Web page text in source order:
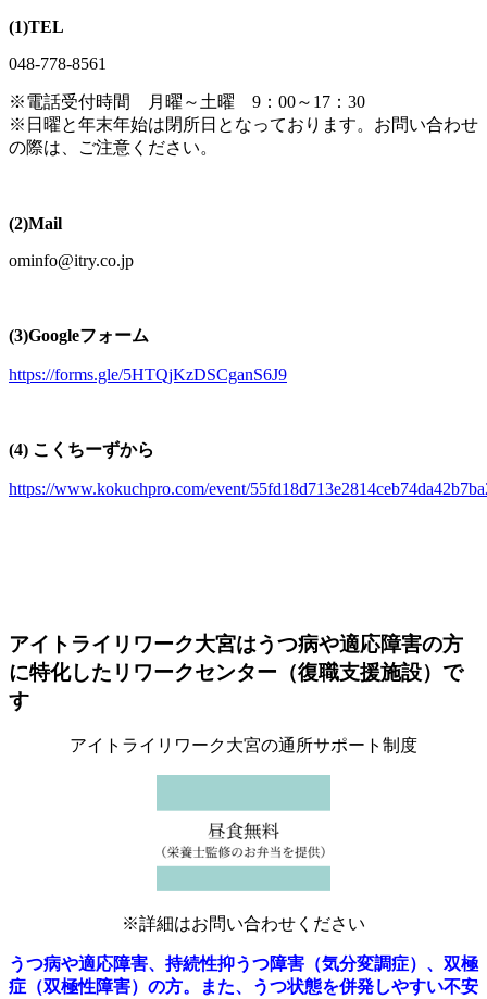
(1)TEL
048-778-8561
※電話受付時間 月曜～土曜 9：00～17：30
※日曜と年末年始は閉所日となっております。お問い合わせ
の際は、ご注意ください。
(2)Mail
ominfo@itry.co.jp
(3)Googleフォーム
https://forms.gle/5HTQjKzDSCganS6J9
(4) こくちーずから
https://www.kokuchpro.com/event/
アイトライリワーク大宮はうつ病や適応障害の方
に特化したリワークセンター（復職支援施設）で
す
アイトライリワーク大宮の通所サポート制度
※詳細はお問い合わせください
うつ病や適応障害、持続性抑うつ障害（気分変調症）、双極
症（双極性障害）の方。また、うつ状態を併発しやすい不安